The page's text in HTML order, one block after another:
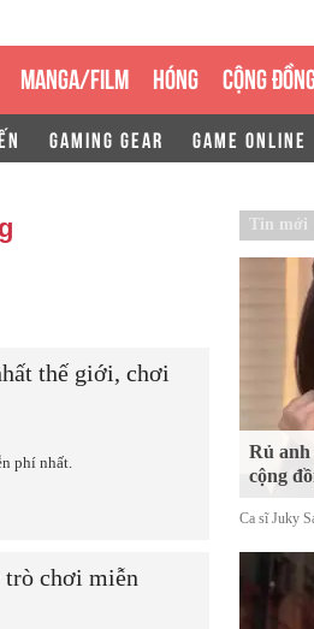
MANGA/FILM HÓNG CỘNG
GAMING GEAR GAME ONLINE
thế giới, chơi
phí nhất.
trò chơi miễn
Tin mới
Rủ
cộng
Ca sĩ Juky